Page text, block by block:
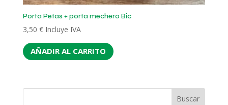
Porta Petas + porta mechero Bic
3,50 € Incluye IVA
AÑADIR AL CARRITO
Buscar